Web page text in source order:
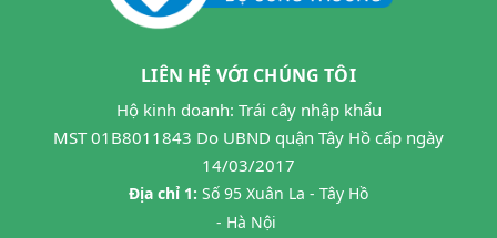
LIÊN HỆ VỚI CHÚNG TÔI
Hộ kinh doanh: Trái cây nhập khẩu
MST 01B8011843 Do UBND quận Tây Hồ cấp ngày
14/03/2017
Địa chỉ 1: Số 95 Xuân La - Tây Hồ
- Hà Nội